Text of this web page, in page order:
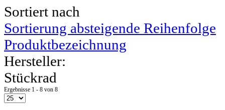
Sortiert nach
Sortierung absteigende Reihenfolge
Produktbezeichnung
Hersteller:
Stückrad
Ergebnisse 1 - 8 von 8